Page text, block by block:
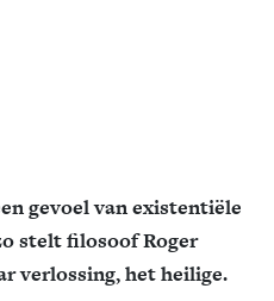
Zoek
gevoel van existentiële
stelt filosoof Roger
verlossing, het heilige.